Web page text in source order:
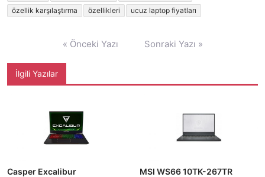
özellik karşılaştırma
özellikleri ucuz laptop fiyatları
« Önceki Yazı Sonraki Yazı »
İlgili Yazılar
Casper Excalibur
MSI WS66 10TK-267TR